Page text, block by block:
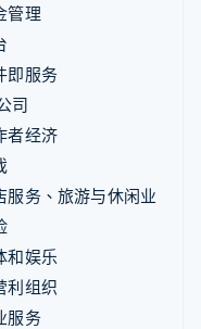
管理
即服务
司
者经济
服务、旅游与休闲业
和娱乐
利组织
服务